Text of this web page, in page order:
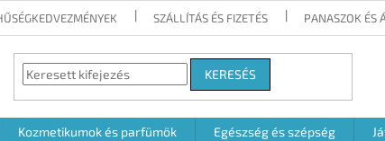
SZÁLLÍTÁS ÉS FIZETÉS PANASZOK ÉS
KERESÉS
Kozmetikumok és parfümök Egészség és szépség